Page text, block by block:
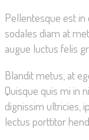
Pellentesque est
sodales diam at
augue luctus felis
Blandit metus, at
Quisque quis mi in
dignissim ultricies,
lectus porttitor